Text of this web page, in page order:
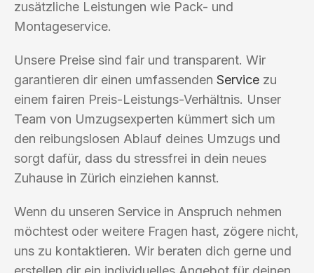
zusätzliche Leistungen wie Pack- und
Montageservice.
Unsere Preise sind fair und transparent. Wir
garantieren dir einen umfassenden Service zu
einem fairen Preis-Leistungs-Verhältnis. Unser
Team von Umzugsexperten kümmert sich um
den reibungslosen Ablauf deines Umzugs und
sorgt dafür, dass du stressfrei in dein neues
Zuhause in Zürich einziehen kannst.
Wenn du unseren Service in Anspruch nehmen
möchtest oder weitere Fragen hast, zögere nicht,
uns zu kontaktieren. Wir beraten dich gerne und